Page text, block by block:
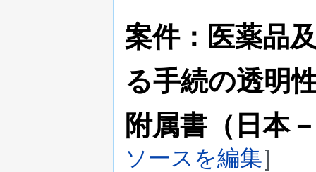
案件：医薬品
る手続の透明
附属書（日本
ソースを編集]